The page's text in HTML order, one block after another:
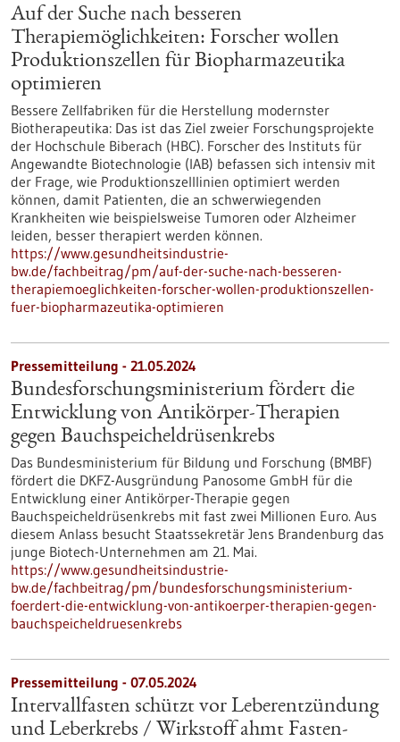
Auf der Suche nach besseren
Therapiemöglichkeiten: Forscher wollen
Produktionszellen für Biopharmazeutika
optimieren
Bessere Zellfabriken für die Herstellung modernster
Biotherapeutika: Das ist das Ziel zweier Forschungsprojekte
der Hochschule Biberach (HBC). Forscher des Instituts für
Angewandte Biotechnologie (IAB) befassen sich intensiv mit
der Frage, wie Produktionszelllinien optimiert werden
können, damit Patienten, die an schwerwiegenden
Krankheiten wie beispielsweise Tumoren oder Alzheimer
leiden, besser therapiert werden können.
https://www.gesundheitsindustrie-
bw.de/fachbeitrag/pm/auf-der-suche-nach-besseren-
therapiemoeglichkeiten-forscher-wollen-produktionszellen-
fuer-biopharmazeutika-optimieren
Pressemitteilung - 21.05.2024
Bundesforschungsministerium fördert die
Entwicklung von Antikörper-Therapien
gegen Bauchspeicheldrüsenkrebs
Das Bundesministerium für Bildung und Forschung (BMBF)
fördert die DKFZ-Ausgründung Panosome GmbH für die
Entwicklung einer Antikörper-Therapie gegen
Bauchspeicheldrüsenkrebs mit fast zwei Millionen Euro. Aus
diesem Anlass besucht Staatssekretär Jens Brandenburg das
junge Biotech-Unternehmen am 21. Mai.
https://www.gesundheitsindustrie-
bw.de/fachbeitrag/pm/bundesforschungsministerium-
foerdert-die-entwicklung-von-antikoerper-therapien-gegen-
bauchspeicheldruesenkrebs
Pressemitteilung - 07.05.2024
Intervallfasten schützt vor Leberentzündung
und Leberkrebs / Wirkstoff ahmt Fasten-